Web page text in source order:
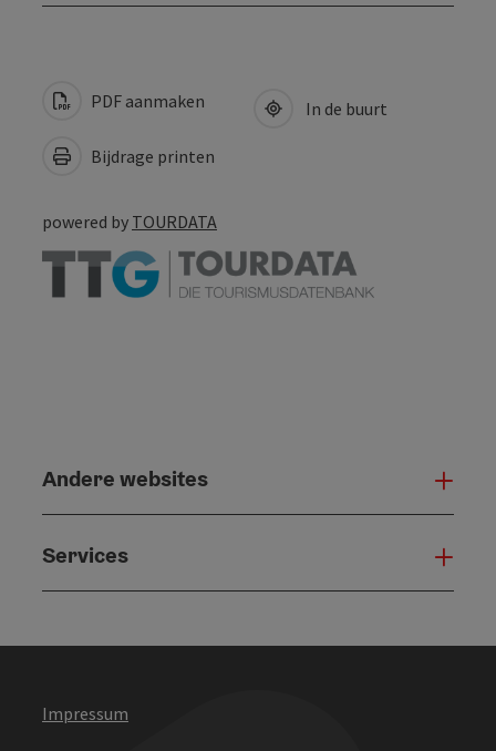
PDF aanmaken
Bijdrage printen
In de buurt
powered by TOURDATA
Andere websites
Services
Impressum